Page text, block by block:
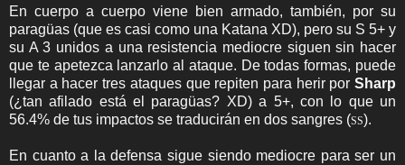
En cuerpo a cuerpo viene bien armado, también, por su
paragüas (que es casi como una Katana XD), pero su S 5+ y
su A 3 unidos a una resistencia mediocre siguen sin hacer
que te apetezca lanzarlo al ataque. De todas formas, puede
llegar a hacer tres ataques que repiten para herir por Sharp
(¿tan afilado está el paragüas? XD) a 5+, con lo que un
56.4% de tus impactos se traducirán en dos sangres (SS).
En cuanto a la defensa sigue siendo mediocre para ser un